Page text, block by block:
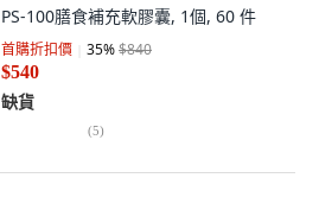
PS-100膳食補充軟膠囊, 1個, 60 件
首購折扣價 35%$840
$540
缺貨
(5)